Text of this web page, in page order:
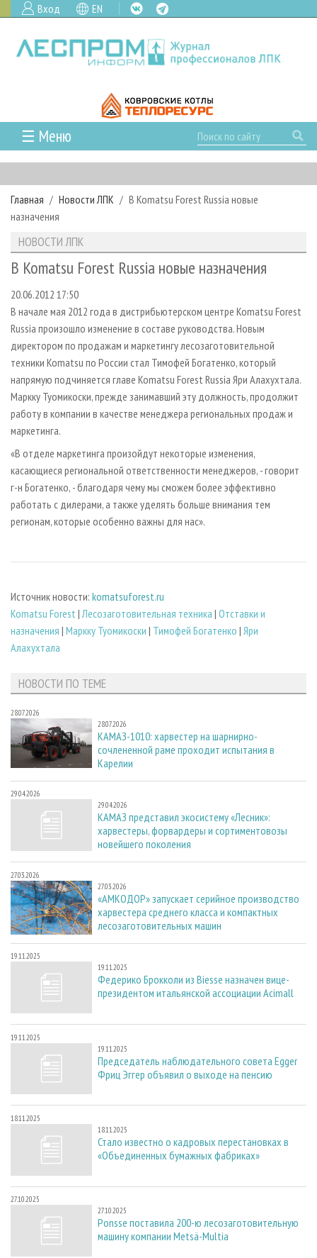
Вход EN
☰ Меню
ГЛАВНАЯ
РУБРИКИ И ТЕМЫ
РУБРИКИ ЖУРНАЛА
ЛЕСОЗАГОТОВКА
ЛЕСОПИЛЕНИЕ
ДЕРЕВООБРАБОТКА
СУШКА ДРЕВЕСИНЫ
ПРОИЗВОДСТВО ДРЕВЕСНЫХ ПЛИТ
ДЕРЕВЯННОЕ ДОМОСТРОЕНИЕ
ПРОИЗВОДСТВО МЕБЕЛИ
БИОЭНЕРГЕТИКА
ИНСТРУМЕНТ И МАТЕРИАЛЫ
НОВОСТИ
НОВОСТИ ЛПК
НОВОСТИ КОМПАНИЙ
ПРОЕКТЫ ЛПИ
АНАЛИТИКА
ЛЕСНЫЕ РЕГИОНЫ РОССИИ
ПЕРСОНЫ
МОБИЛЬНЫЕ ВЫСТАВКИ
ОФИЦИАЛЬНЫЕ ДЕЛЕГАЦИИ
ПРИОРИТЕТНЫЕ ИНВЕСТПРОЕКТЫ
RUSSIAN FORESTRY REVIEW
ГАЗЕТА ЛЕСПРОМФОРУМ
БИБЛИОТЕКА СПЕЦИАЛИСТА
АРХИВ
ПОДПИСКА
КОНТАКТЫ
РЕКЛАМОДАТЕЛЯМ
РЕКЛАМА
РЕКЛАМА НА САЙТЕ
Главная Новости ЛПК
В Komatsu Forest Russia новые
назначения
НОВОСТИ ЛПК
В Komatsu Forest Russia новые назначения
20.06.2012 17:50
В начале мая 2012 года в дистрибьютерском центре Komatsu Forest
Russia произошло изменение в составе руководства. Новым
директором по продажам и маркетингу лесозаготовительной
техники Komatsu по России стал Тимофей Богатенко, который
напрямую подчиняется главе Komatsu Forest Russia Яри Алахухтала.
Маркку Туомикоски, прежде занимавший эту должность, продолжит
работу в компании в качестве менеджера региональных продаж и
маркетинга.
«В отделе маркетинга произойдут некоторые изменения,
касающиеся региональной ответственности менеджеров, - говорит
г-н Богатенко, - благодаря чему мы сможем более эффективно
работать с дилерами, а также уделять больше внимания тем
регионам, которые особенно важны для нас».
Источник новости: komatsuforest.ru
Komatsu Forest |Лесозаготовительная техника | Отставки и
назначения | Маркку Туомикоски | Тимофей Богатенко | Яри
Алахухтала
НОВОСТИ ПО ТЕМЕ
28.07.2026
28.07.2026
КАМАЗ-1010: харвестер на шарнирно-
сочлененной раме проходит испытания в
Карелии
29.04.2026
29.04.2026
КАМАЗ представил экосистему «Лесник»:
харвестеры, форвардеры и сортиментовозы
новейшего поколения
27.03.2026
27.03.2026
«АМКОДОР» запускает серийное производство
харвестера среднего класса и компактных
лесозаготовительных машин
19.11.2025
19.11.2025
Федерико Брокколи из Biesse назначен вице-
президентом итальянской ассоциации Acimall
19.11.2025
19.11.2025
Председатель наблюдательного совета Egger
Фриц Эггер объявил о выходе на пенсию
18.11.2025
18.11.2025
Стало известно о кадровых перестановках в
«Объединенных бумажных фабриках»
27.10.2025
27.10.2025
Ponsse поставила 200-ю лесозаготовительную
машину компании Metsä-Multia